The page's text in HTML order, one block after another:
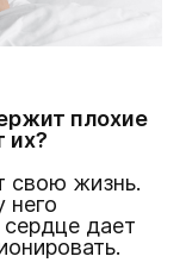
плохие
их?
свою жизнь.
него
дает